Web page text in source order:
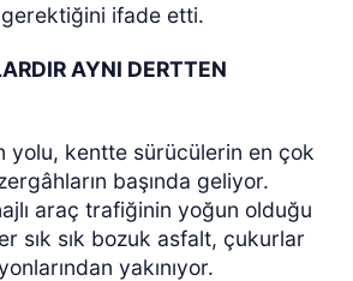
gerektiğini ifade etti.
AYNI DERTTEN
yolu, kentte sürücülerin en çok
başında geliyor.
araç trafiğinin yoğun olduğu
sık sık bozuk asfalt, çukurlar
yakınıyor.